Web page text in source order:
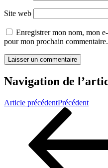
Site web
Enregistrer mon nom, mon
pour mon prochain commentaire.
Navigation de
Article précédentPrécédent